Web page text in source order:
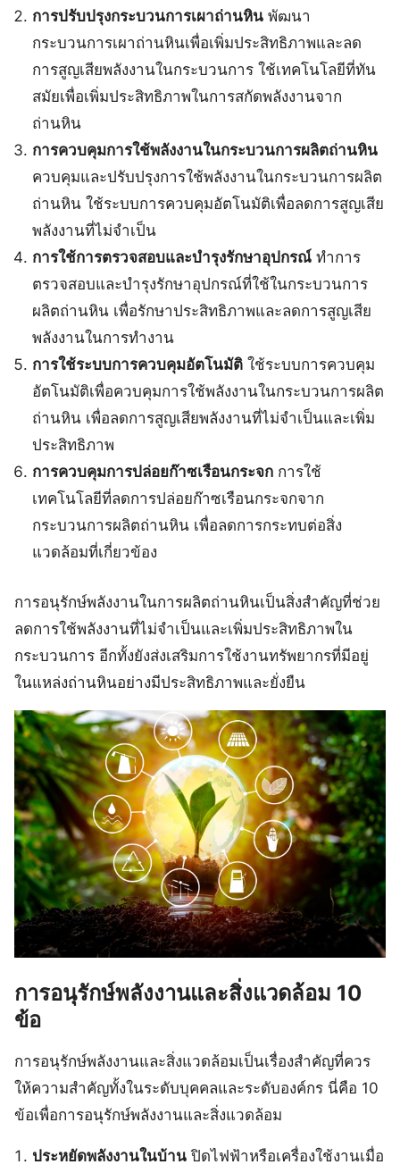
การปรับปรุงกระบวนการเผาถ่านหิน พัฒนา
กระบวนการเผาถ่านหินเพื่อเพิ่มประสิทธิภาพและลด
การสูญเสียพลังงานในกระบวนการ ใช้เทคโนโลยีที่ทัน
สมัยเพื่อเพิ่มประสิทธิภาพในการสกัดพลังงานจาก
ถ่านหิน
การควบคุมการใช้พลังงานในกระบวนการผลิตถ่านหิน
ควบคุมและปรับปรุงการใช้พลังงานในกระบวนการผลิต
ถ่านหิน ใช้ระบบการควบคุมอัตโนมัติเพื่อลดการสูญเสีย
พลังงานที่ไม่จำเป็น
การใช้การตรวจสอบและบำรุงรักษาอุปกรณ์ ทำการ
ตรวจสอบและบำรุงรักษาอุปกรณ์ที่ใช้ในกระบวนการ
ผลิตถ่านหิน เพื่อรักษาประสิทธิภาพและลดการสูญเสีย
พลังงานในการทำงาน
การใช้ระบบการควบคุมอัตโนมัติ ใช้ระบบการควบคุม
อัตโนมัติเพื่อควบคุมการใช้พลังงานในกระบวนการผลิต
ถ่านหิน เพื่อลดการสูญเสียพลังงานที่ไม่จำเป็นและเพิ่ม
ประสิทธิภาพ
การควบคุมการปล่อยก๊าซเรือนกระจก การใช้
เทคโนโลยีที่ลดการปล่อยก๊าซเรือนกระจกจาก
กระบวนการผลิตถ่านหิน เพื่อลดการกระทบต่อสิ่ง
แวดล้อมที่เกี่ยวข้อง
การอนุรักษ์พลังงานในการผลิตถ่านหินเป็นสิ่งสำคัญที่ช่วย
ลดการใช้พลังงานที่ไม่จำเป็นและเพิ่มประสิทธิภาพใน
กระบวนการ อีกทั้งยังส่งเสริมการใช้งานทรัพยากรที่มีอยู่
ในแหล่งถ่านหินอย่างมีประสิทธิภาพและยั่งยืน
การอนุรักษ์พลังงานและสิ่งแวดล้อม 10
ข้อ
การอนุรักษ์พลังงานและสิ่งแวดล้อมเป็นเรื่องสำคัญที่ควร
ให้ความสำคัญทั้งในระดับบุคคลและระดับองค์กร นี่คือ 10
ข้อเพื่อการอนุรักษ์พลังงานและสิ่งแวดล้อม
ประหยัดพลังงานในบ้าน ปิดไฟฟ้าหรือเครื่องใช้งานเมื่อ